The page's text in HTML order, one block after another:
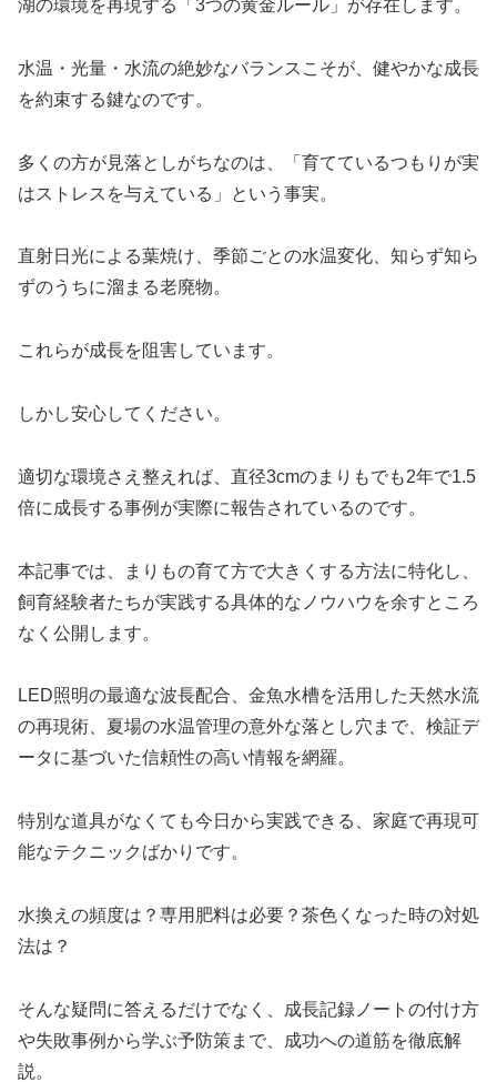
湖の環境を再現する「3つの黄金ルール」が存在します。
水温・光量・水流の絶妙なバランスこそが、健やかな成長
を約束する鍵なのです。
多くの方が見落としがちなのは、「育てているつもりが実
はストレスを与えている」という事実。
直射日光による葉焼け、季節ごとの水温変化、知らず知ら
ずのうちに溜まる老廃物。
これらが成長を阻害しています。
しかし安心してください。
適切な環境さえ整えれば、直径3cmのまりもでも2年で1.5
倍に成長する事例が実際に報告されているのです。
本記事では、まりもの育て方で大きくする方法に特化し、
飼育経験者たちが実践する具体的なノウハウを余すところ
なく公開します。
LED照明の最適な波長配合、金魚水槽を活用した天然水流
の再現術、夏場の水温管理の意外な落とし穴まで、検証デ
ータに基づいた信頼性の高い情報を網羅。
特別な道具がなくても今日から実践できる、家庭で再現可
能なテクニックばかりです。
水換えの頻度は？専用肥料は必要？茶色くなった時の対処
法は？
そんな疑問に答えるだけでなく、成長記録ノートの付け方
や失敗事例から学ぶ予防策まで、成功への道筋を徹底解
説。